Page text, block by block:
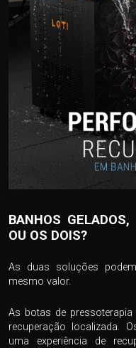
BANHOS
OU OS DOIS?
As duas soluções
mesmo valor.
As botas de
recuperação localizada.
uma experiência de